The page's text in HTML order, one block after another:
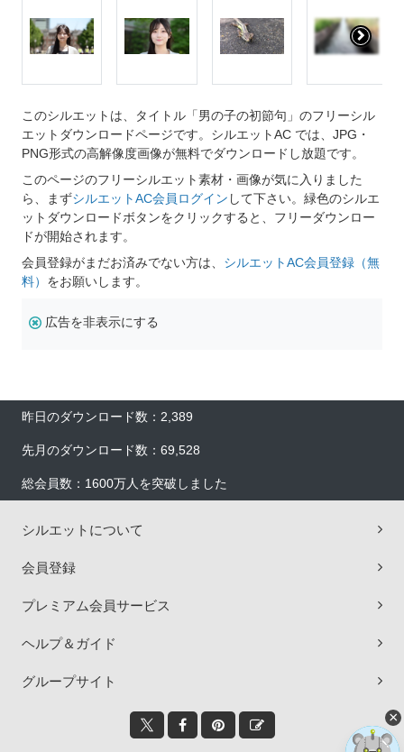
このシルエットは、タイトル「男の子の初節句」のフリーシル
エットダウンロードページです。シルエットAC では、JPG・
PNG形式の高解像度画像が無料でダウンロードし放題です。
このページのフリーシルエット素材・画像が気に入りました
ら、まずシルエットAC会員ログイン して下さい。緑色のシルエ
ットダウンロードボタンをクリックすると、フリーダウンロー
ドが開始されます。
会員登録がまだお済みでない方は、 シルエットAC会員登録（無
料） をお願いします。
広告を非表示にする
昨日のダウンロード数：2,389
先月のダウンロード数：69,528
総会員数：1600万人を突破しました
シルエットについて
会員登録
プレミアム会員サービス
ヘルプ＆ガイド
グループサイト
×